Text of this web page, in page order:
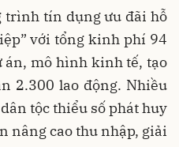
trình tín dụng ưu đãi hỗ
với tổng kinh phí 94
án, mô hình kinh tế, tạo
2.300 lao động. Nhiều
tộc thiểu số phát huy
nâng cao thu nhập, giải